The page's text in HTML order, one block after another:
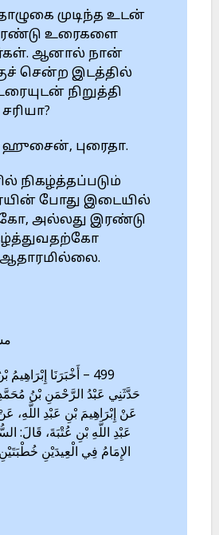
முடிந்த உடன்
உரைகளை
ஆனால் நான்
சென்ற இடத்தில்
நிறுத்தி
புரைதா.
நிகழ்த்தப்படும்
போது இடையில்
அல்லது இரண்டு
ஆதாரமில்லை.
499 – أَخْبَرَنَا
حَدَّثَنِي عَبْدُ الرَّحْمَنِ بْنُ مُحَمَّدِ
عَنْ إِبْرَاهِيمَ بْنِ عَبْدِ اللَّهِ،
عَبْدِ اللَّهِ بْنِ عُتْبَةَ، قَالَ:
الإِمَامُ فِي الْعِيدَيْنِ